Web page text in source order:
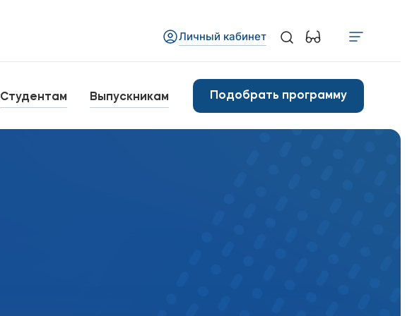
Личный кабинет
Студентам Выпускникам Подобрать программу